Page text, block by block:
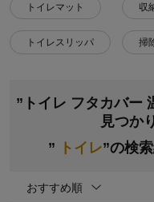
トイレマット
トイレスリッパ
収
掃
”トイレ フタカバー
見つか
”
トイレ”の検
おすすめ順